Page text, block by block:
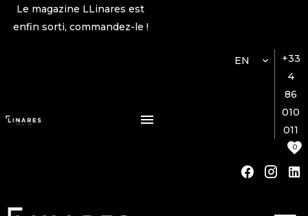
Le magazine LLinares est
enfin sorti, commandez-le !
+33
4
86
010
011
EN
0